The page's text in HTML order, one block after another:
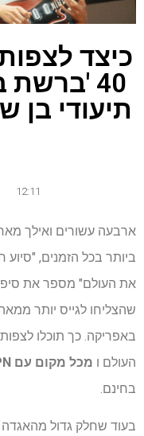
כיצד
40
תיעודי
12:11
ארבעה עשורים ואילך
את העולם" מספר את
שהצליחו לגייס יותר
העולם ו מכל מקום עם VPN
בחינם.